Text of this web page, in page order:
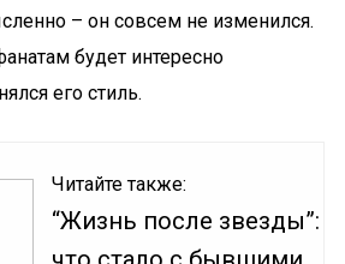
– он совсем не изменился.
будет интересно
его стиль.
Читайте также:
“Жизнь после звезды”: